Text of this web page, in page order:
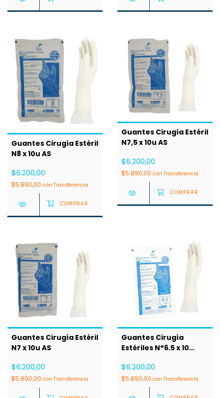
Guantes Cirugía Estéril
N8 x 10u AS
$6.200,00
$5.890,00 con Transferencia
Guantes Cirugía Estéril
N7,5 x 10u AS
$6.200,00
$5.890,00 con Transferencia
Guantes Cirugía Estéril
N7 x 10u AS
$6.200,00
$5.890,00 con Transferencia
Guantes Cirugía
Estériles N°6.5 x 10
$6.200,00
$5.890,00 con Transferencia